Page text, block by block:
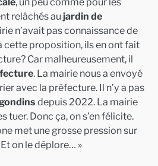
relâchés au jardin de
n’avait pas connaissance de
cette proposition, ils en ont fait
Car malheureusement, il
. La mairie nous a envoyé
avec la préfecture. Il n’y a pas
depuis 2022. La mairie
tuer. Donc ça, on s’en félicite.
met une grosse pression sur
on le déplore… »